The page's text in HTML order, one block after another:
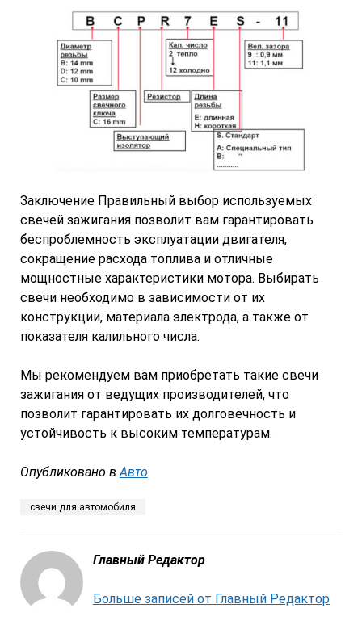
Заключение Правильный выбор используемых
свечей зажигания позволит вам гарантировать
беспроблемность эксплуатации двигателя,
сокращение расхода топлива и отличные
мощностные характеристики мотора. Выбирать
свечи необходимо в зависимости от их
конструкции, материала электрода, а также от
показателя калильного числа.
Мы рекомендуем вам приобретать такие свечи
зажигания от ведущих производителей, что
позволит гарантировать их долговечность и
устойчивость к высоким температурам.
Опубликовано в Авто
свечи для автомобиля
Главный Редактор
Больше записей от Главный Редактор